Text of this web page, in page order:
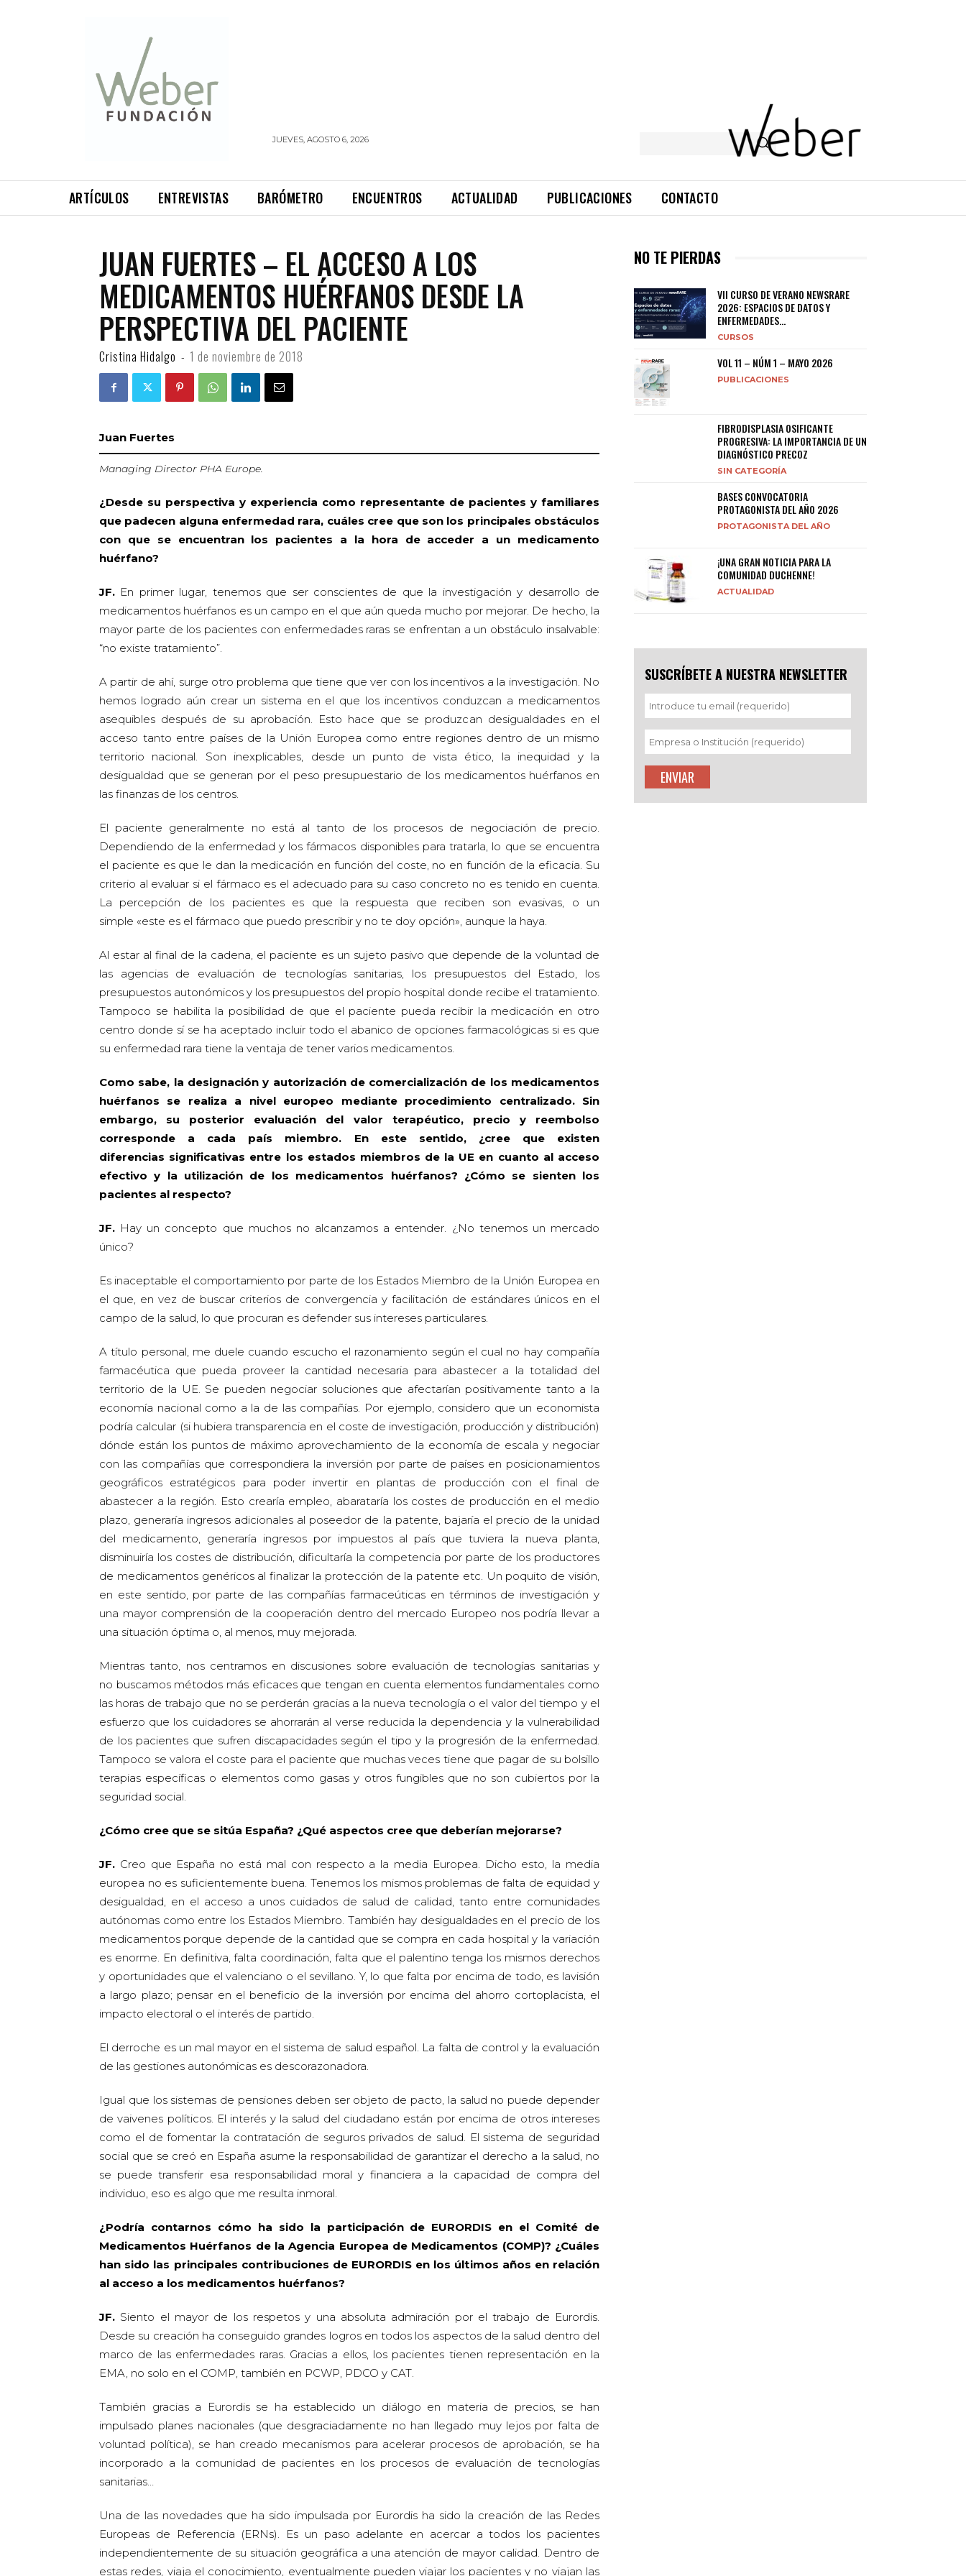
JUEVES, AGOSTO 6, 2026
ARTÍCULOS ENTREVISTAS BARÓMETRO ENCUENTROS ACTUALIDAD PUBLICACIONES CONTACTO
JUAN FUERTES – EL ACCESO A LOS
MEDICAMENTOS HUÉRFANOS DESDE LA
PERSPECTIVA DEL PACIENTE
Cristina Hidalgo - 1 de noviembre de 2018
Juan Fuertes
Managing Director PHA Europe.
¿Desde su perspectiva y experiencia como representante de pacientes y familiares
que padecen alguna enfermedad rara, cuáles cree que son los principales obstáculos
con que se encuentran los pacientes a la hora de acceder a un medicamento
huérfano?
JF. En primer lugar, tenemos que ser conscientes de que la investigación y desarrollo de
medicamentos huérfanos es un campo en el que aún queda mucho por mejorar. De hecho, la
mayor parte de los pacientes con enfermedades raras se enfrentan a un obstáculo insalvable:
“no existe tratamiento”.
A partir de ahí, surge otro problema que tiene que ver con los incentivos a la investigación. No
hemos logrado aún crear un sistema en el que los incentivos conduzcan a medicamentos
asequibles después de su aprobación. Esto hace que se produzcan desigualdades en el
acceso tanto entre países de la Unión Europea como entre regiones dentro de un mismo
territorio nacional. Son inexplicables, desde un punto de vista ético, la inequidad y la
desigualdad que se generan por el peso presupuestario de los medicamentos huérfanos en
las finanzas de los centros.
El paciente generalmente no está al tanto de los procesos de negociación de precio.
Dependiendo de la enfermedad y los fármacos disponibles para tratarla, lo que se encuentra
el paciente es que le dan la medicación en función del coste, no en función de la eficacia. Su
criterio al evaluar si el fármaco es el adecuado para su caso concreto no es tenido en cuenta.
La percepción de los pacientes es que la respuesta que reciben son evasivas, o un
simple «este es el fármaco que puedo prescribir y no te doy opción», aunque la haya.
Al estar al final de la cadena, el paciente es un sujeto pasivo que depende de la voluntad de
las agencias de evaluación de tecnologías sanitarias, los presupuestos del Estado, los
presupuestos autonómicos y los presupuestos del propio hospital donde recibe el tratamiento.
Tampoco se habilita la posibilidad de que el paciente pueda recibir la medicación en otro
centro donde sí se ha aceptado incluir todo el abanico de opciones farmacológicas si es que
su enfermedad rara tiene la ventaja de tener varios medicamentos.
Como sabe, la designación y autorización de comercialización de los medicamentos
huérfanos se realiza a nivel europeo mediante procedimiento centralizado. Sin
embargo, su posterior evaluación del valor terapéutico, precio y reembolso
corresponde a cada país miembro. En este sentido, ¿cree que existen
diferencias significativas entre los estados miembros de la UE en cuanto al acceso
efectivo y la utilización de los medicamentos huérfanos? ¿Cómo se sienten los
pacientes al respecto?
JF. Hay un concepto que muchos no alcanzamos a entender. ¿No tenemos un mercado
único?
Es inaceptable el comportamiento por parte de los Estados Miembro de la Unión Europea en
el que, en vez de buscar criterios de convergencia y facilitación de estándares únicos en el
campo de la salud, lo que procuran es defender sus intereses particulares.
A título personal, me duele cuando escucho el razonamiento según el cual no hay compañía
farmacéutica que pueda proveer la cantidad necesaria para abastecer a la totalidad del
territorio de la UE. Se pueden negociar soluciones que afectarían positivamente tanto a la
economía nacional como a la de las compañías. Por ejemplo, considero que un economista
podría calcular (si hubiera transparencia en el coste de investigación, producción y distribución)
dónde están los puntos de máximo aprovechamiento de la economía de escala y negociar
con las compañías que correspondiera la inversión por parte de países en posicionamientos
geográficos estratégicos para poder invertir en plantas de producción con el final de
abastecer a la región. Esto crearía empleo, abarataría los costes de producción en el medio
plazo, generaría ingresos adicionales al poseedor de la patente, bajaría el precio de la unidad
del medicamento, generaría ingresos por impuestos al país que tuviera la nueva planta,
disminuiría los costes de distribución, dificultaría la competencia por parte de los productores
de medicamentos genéricos al finalizar la protección de la patente etc. Un poquito de visión,
en este sentido, por parte de las compañías farmaceúticas en términos de investigación y
una mayor comprensión de la cooperación dentro del mercado Europeo nos podría llevar a
una situación óptima o, al menos, muy mejorada.
Mientras tanto, nos centramos en discusiones sobre evaluación de tecnologías sanitarias y
no buscamos métodos más eficaces que tengan en cuenta elementos fundamentales como
las horas de trabajo que no se perderán gracias a la nueva tecnología o el valor del tiempo y el
esfuerzo que los cuidadores se ahorrarán al verse reducida la dependencia y la vulnerabilidad
de los pacientes que sufren discapacidades según el tipo y la progresión de la enfermedad.
Tampoco se valora el coste para el paciente que muchas veces tiene que pagar de su bolsillo
terapias específicas o elementos como gasas y otros fungibles que no son cubiertos por la
seguridad social.
¿Cómo cree que se sitúa España? ¿Qué aspectos cree que deberían mejorarse?
JF. Creo que España no está mal con respecto a la media Europea. Dicho esto, la media
europea no es suficientemente buena. Tenemos los mismos problemas de falta de equidad y
desigualdad, en el acceso a unos cuidados de salud de calidad, tanto entre comunidades
autónomas como entre los Estados Miembro. También hay desigualdades en el precio de los
medicamentos porque depende de la cantidad que se compra en cada hospital y la variación
es enorme. En definitiva, falta coordinación, falta que el palentino tenga los mismos derechos
y oportunidades que el valenciano o el sevillano. Y, lo que falta por encima de todo, es lavisión
a largo plazo; pensar en el beneficio de la inversión por encima del ahorro cortoplacista, el
impacto electoral o el interés de partido.
El derroche es un mal mayor en el sistema de salud español. La falta de control y la evaluación
de las gestiones autonómicas es descorazonadora.
Igual que los sistemas de pensiones deben ser objeto de pacto, la salud no puede depender
de vaivenes políticos. El interés y la salud del ciudadano están por encima de otros intereses
como el de fomentar la contratación de seguros privados de salud. El sistema de seguridad
social que se creó en España asume la responsabilidad de garantizar el derecho a la salud, no
se puede transferir esa responsabilidad moral y financiera a la capacidad de compra del
individuo, eso es algo que me resulta inmoral.
¿Podría contarnos cómo ha sido la participación de EURORDIS en el Comité de
Medicamentos Huérfanos de la Agencia Europea de Medicamentos (COMP)? ¿Cuáles
han sido las principales contribuciones de EURORDIS en los últimos años en relación
al acceso a los medicamentos huérfanos?
JF. Siento el mayor de los respetos y una absoluta admiración por el trabajo de Eurordis.
Desde su creación ha conseguido grandes logros en todos los aspectos de la salud dentro del
marco de las enfermedades raras. Gracias a ellos, los pacientes tienen representación en la
EMA, no solo en el COMP, también en PCWP, PDCO y CAT.
También gracias a Eurordis se ha establecido un diálogo en materia de precios, se han
impulsado planes nacionales (que desgraciadamente no han llegado muy lejos por falta de
voluntad política), se han creado mecanismos para acelerar procesos de aprobación, se ha
incorporado a la comunidad de pacientes en los procesos de evaluación de tecnologías
sanitarias…
Una de las novedades que ha sido impulsada por Eurordis ha sido la creación de las Redes
Europeas de Referencia (ERNs). Es un paso adelante en acercar a todos los pacientes
independientemente de su situación geográfica a una atención de mayor calidad. Dentro de
estas redes, viaja el conocimiento, eventualmente pueden viajar los pacientes y no viajan las
NO TE PIERDAS
VII CURSO DE VERANO NEWSRARE
2026: ESPACIOS DE DATOS Y
ENFERMEDADES...
CURSOS
VOL 11 – NÚM 1 – MAYO 2026
PUBLICACIONES
FIBRODISPLASIA OSIFICANTE
PROGRESIVA: LA IMPORTANCIA DE UN
DIAGNÓSTICO PRECOZ
SIN CATEGORÍA
BASES CONVOCATORIA
PROTAGONISTA DEL AÑO 2026
PROTAGONISTA DEL AÑO
¡UNA GRAN NOTICIA PARA LA
COMUNIDAD DUCHENNE!
ACTUALIDAD
SUSCRÍBETE A NUESTRA NEWSLETTER